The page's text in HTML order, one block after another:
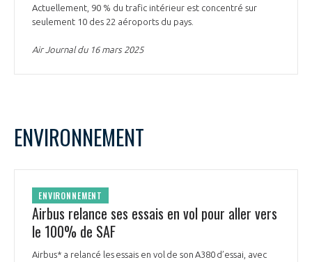
Actuellement, 90 % du trafic intérieur est concentré sur
seulement 10 des 22 aéroports du pays.
Air Journal du 16 mars 2025
ENVIRONNEMENT
ENVIRONNEMENT
Airbus relance ses essais en vol pour aller vers
le 100% de SAF
Airbus* a relancé les essais en vol de son A380 d’essai, avec